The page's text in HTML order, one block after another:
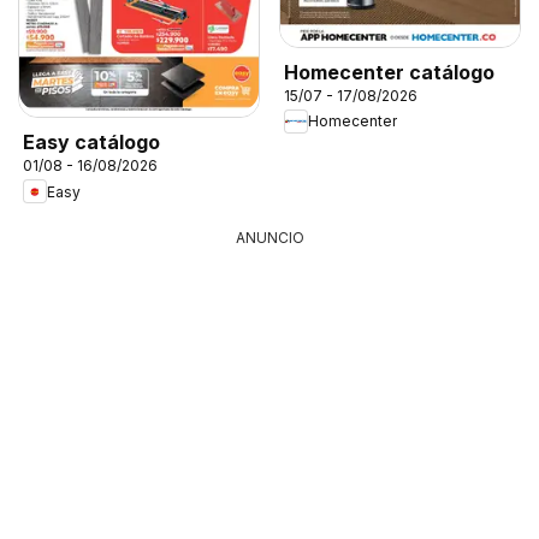
Easy catálogo
01/08 - 16/08/2026
Easy
Homecenter catálogo
15/07 - 17/08/2026
Homecenter
ANUNCIO